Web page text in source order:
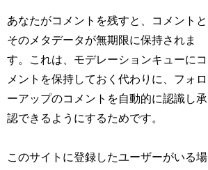
あなたがコメントを残すと、コメントと
そのメタデータが無期限に保持されま
す。これは、モデレーションキューにコ
メントを保持しておく代わりに、フォロ
ーアップのコメントを自動的に認識し承
認できるようにするためです。
このサイトに登録したユーザーがいる場